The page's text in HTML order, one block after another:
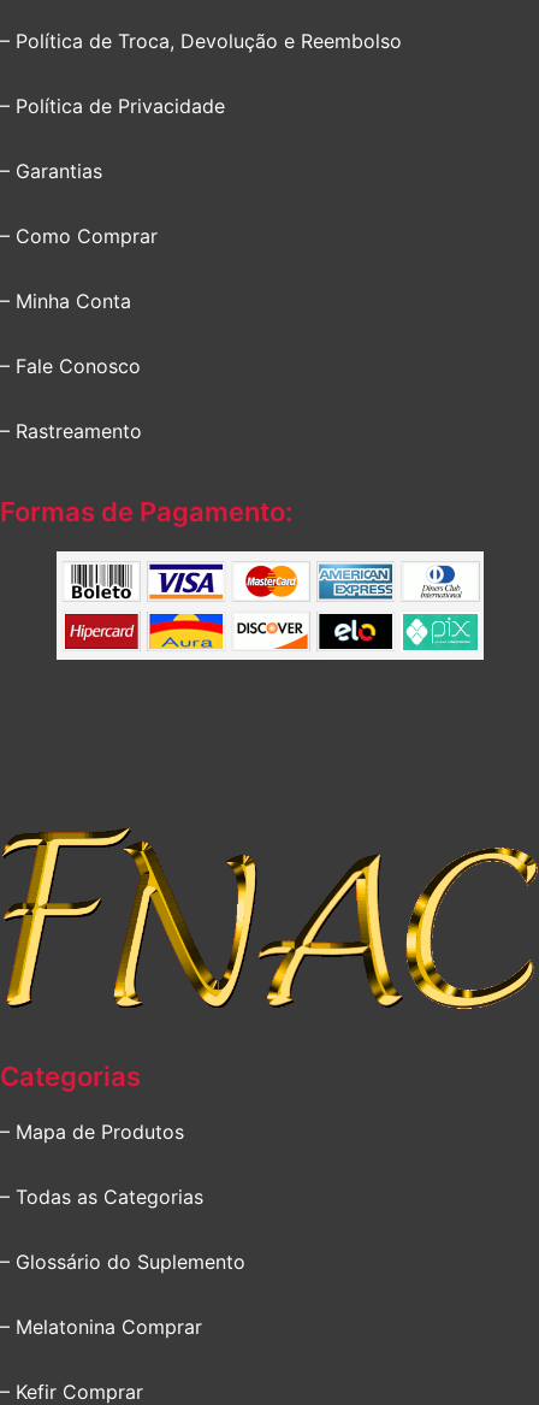
– Política de Troca, Devolução e Reembolso
– Política de Privacidade
– Garantias
– Como Comprar
– Minha Conta
– Fale Conosco
– Rastreamento
Formas de Pagamento:
Categorias
– Mapa de Produtos
– Todas as Categorias
– Glossário do Suplemento
– Melatonina Comprar
– Kefir Comprar